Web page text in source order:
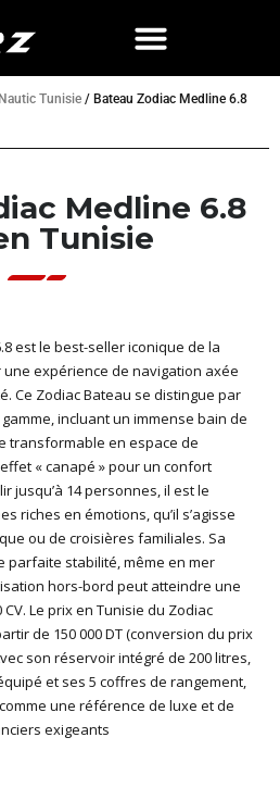
Tunisie / Bateau Zodiac Medline 6.8
Medline 6.8
Tunisie
est le best-seller iconique de la
expérience de navigation axée
Ce Zodiac Bateau se distingue par
incluant un immense bain de
transformable en espace de
« canapé » pour un confort
jusqu’à 14 personnes, il est le
riches en émotions, qu’il s’agisse
ou de croisières familiales. Sa
parfaite stabilité, même en mer
hors-bord peut atteindre une
Le prix en Tunisie du Zodiac
de 150 000 DT (conversion du prix
son réservoir intégré de 200 litres,
et ses 5 coffres de rangement,
une référence de luxe et de
exigeants